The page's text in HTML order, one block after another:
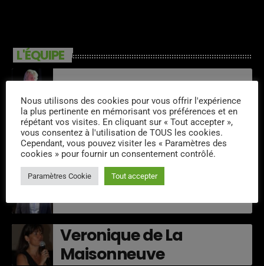
L'ÉQUIPE
Jeff
Chris
Veronique de La
Maisonneuve
Nous utilisons des cookies pour vous offrir l'expérience
la plus pertinente en mémorisant vos préférences et en
répétant vos visites. En cliquant sur « Tout accepter »,
vous consentez à l'utilisation de TOUS les cookies.
Cependant, vous pouvez visiter les « Paramètres des
cookies » pour fournir un consentement contrôlé.
Paramètres Cookie Tout accepter